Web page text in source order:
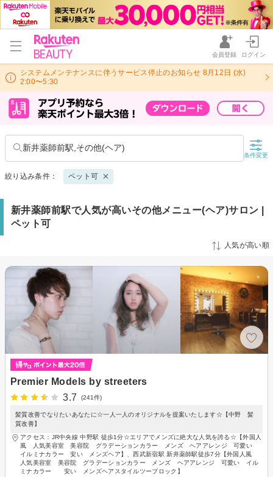
会員登録 ログイン
システムメンテナンスに伴うサービス停止のお知らせ 8月12日 (水)
2:00〜5:30
新井薬師前駅,その他(ヘア)
条件変更
絞り込み条件： ペット可
新井薬師前駅で人気が高いその他メニュー(ヘア)サロン |
ペット可
人気が高い順
Premier Models by streeters
3.7
(241件)
髪質改善でなりたいあなたに☆一人一人のオリジナルを提案いたします☆【中野 髪
質改善】
アクセス：JR中央線 中野駅 徒歩1分☆エリアでメンズに絶大な人気を誇る☆【外国人
風 人気美容室 美容院 グラデーションカラー メンズ ヘアアレンジ 可愛い
イルミナカラー 安い メンズヘア】、西武新宿駅 新井薬師駅徒歩7分【外国人風
人気美容室 美容院 グラデーションカラー メンズ ヘアアレンジ 可愛い イル
ミナカラー 安い メンズヘアスタイルツーブロック】